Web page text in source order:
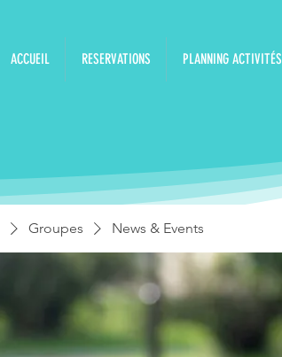
ACCUEIL RESERVATIONS PLANNING ACTIVITÉS
Groupes News & Events